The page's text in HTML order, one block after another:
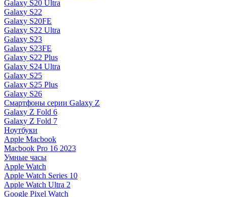
Galaxy S20 Ultra
Galaxy S22
Galaxy S20FE
Galaxy S22 Ultra
Galaxy S23
Galaxy S23FE
Galaxy S22 Plus
Galaxy S24 Ultra
Galaxy S25
Galaxy S25 Plus
Galaxy S26
Смартфоны серии Galaxy Z
Galaxy Z Fold 6
Galaxy Z Fold 7
Ноутбуки
Apple Macbook
Macbook Pro 16 2023
Умные часы
Apple Watch
Apple Watch Series 10
Apple Watch Ultra 2
Google Pixel Watch